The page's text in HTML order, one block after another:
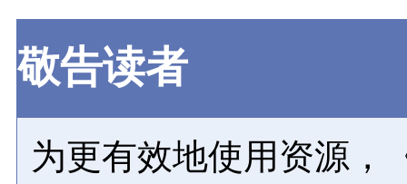
敬告读者
为更有效地使用资源，